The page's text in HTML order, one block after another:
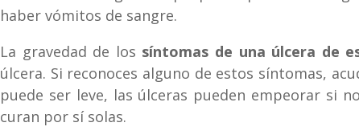
haber vómitos de sangre.
La gravedad de los síntomas de una úlcera de
úlcera. Si reconoces alguno de estos síntomas,
puede ser leve, las úlceras pueden empeorar si
curan por sí solas.